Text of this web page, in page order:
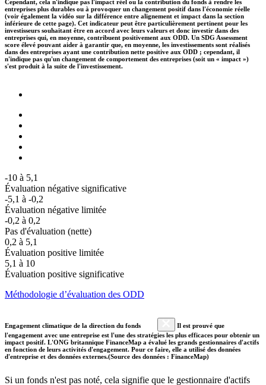
Cependant, cela n'indique pas l'impact réel ou la contribution du fonds à rendre les
entreprises plus durables ou à provoquer un changement positif dans l'économie réelle
(voir également la vidéo sur la différence entre alignement et impact dans la section
inférieure de cette page). Cet indicateur peut être particulièrement pertinent pour les
investisseurs souhaitant être en accord avec leurs valeurs et donc investir dans des
entreprises qui, en moyenne, contribuent positivement aux ODD. Un SDG Assessment
score élevé pouvant aider à garantir que, en moyenne, les investissements sont réalisés
dans des entreprises ayant une contribution nette positive aux ODD ; cependant, il
n'indique pas qu'un changement de comportement des entreprises (soit un « impact »)
s'est produit à la suite de l'investissement.
-10 à 5,1
Évaluation négative significative
-5,1 à -0,2
Évaluation négative limitée
-0,2 à 0,2
Pas d'évaluation (nette)
0,2 à 5,1
Évaluation positive limitée
5,1 à 10
Évaluation positive significative
Méthodologie d’évaluation des ODD
Engagement climatique de la direction du fonds
Il est prouvé que
l'engagement avec une entreprise est l'une des stratégies les plus efficaces pour obtenir un
impact positif. L'ONG britannique FinanceMap a évalué les grands gestionnaires d'actifs
en fonction de leurs activités d'engagement. Pour ce faire, elle a utilisé des données
d'entreprise et des données externes.(Source des données : FinanceMap)
Si un fonds n'est pas noté, cela signifie que le gestionnaire d'actifs